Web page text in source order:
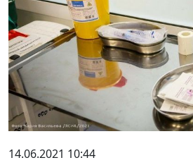
14.06.2021 10:44